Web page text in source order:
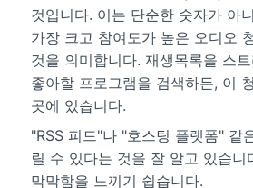
것입니다. 이는 단순한 숫자가 아
가장 크고 참여도가 높은 오디오
것을 의미합니다. 재생목록을 스
좋아할 프로그램을 검색하든, 이
곳에 있습니다.
"RSS 피드"나 "호스팅 플랫폼" 같
릴 수 있다는 것을 잘 알고 있습니
막막함을 느끼기 쉽습니다.